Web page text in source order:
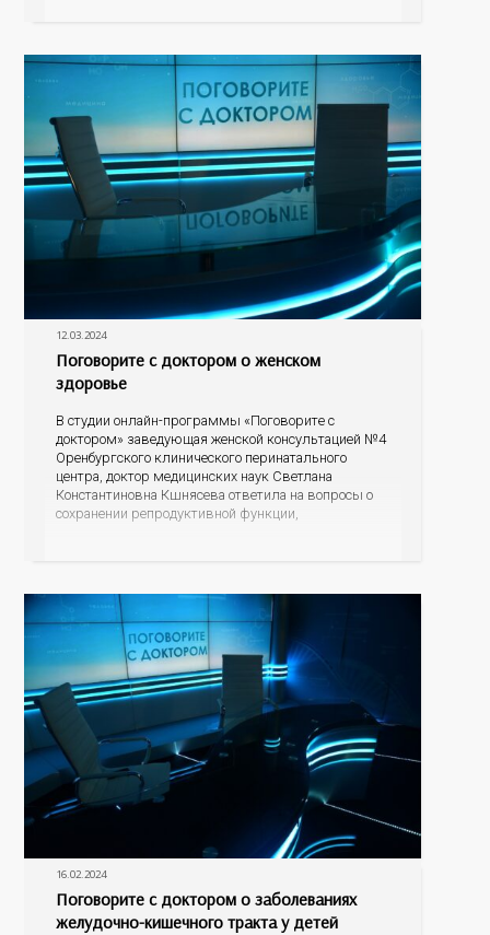
12.03.2024
Поговорите с доктором о женском
здоровье
В студии онлайн-программы «Поговорите с
доктором» заведующая женской консультацией №4
Оренбургского клинического перинатального
центра, доктор медицинских наук Светлана
Константиновна Кшнясева ответила на вопросы о
сохранении репродуктивной функции,
16.02.2024
Поговорите с доктором о заболеваниях
желудочно-кишечного тракта у детей